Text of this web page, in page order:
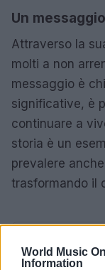
World Music
Information
Un
Attraverso la
molti a non
messaggio è
significative, è
continuare a
storia è un
prevalere
trasformando il